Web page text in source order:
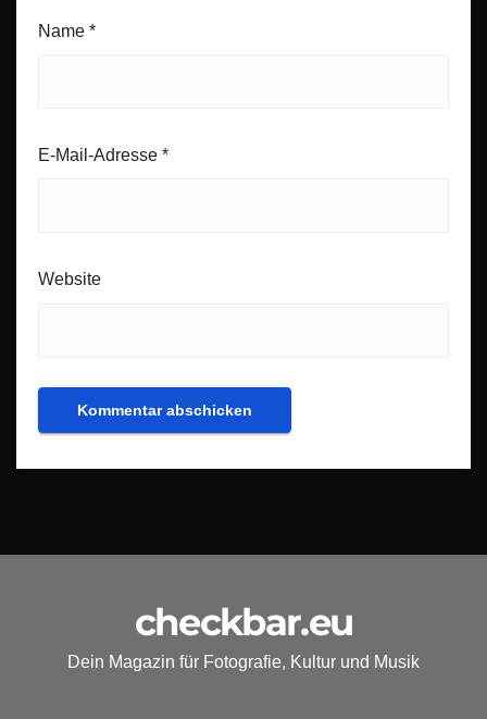
Name *
E-Mail-Adresse *
Website
checkbar.eu
Dein Magazin für Fotografie, Kultur und Musik